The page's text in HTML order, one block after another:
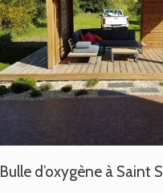
Bulle d’oxygène à Saint